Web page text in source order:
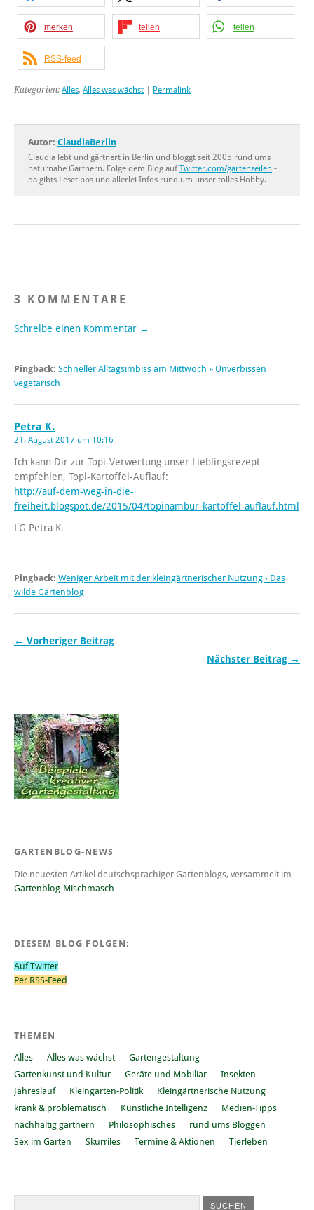
merken teilen teilen
RSS-feed
Kategorien: Alles, Alles was wächst Permalink
Autor: ClaudiaBerlin
Claudia lebt und gärtnert in Berlin und bloggt seit 2005 rund ums
naturnahe Gärtnern. Folge dem Blog aufTwitter.com/gartenzeilen -
da gibts Lesetipps und allerlei Infos rund um unser tolles Hobby.
3 KOMMENTARE
Schreibe einen Kommentar →
Pingback: Schneller Alltagsimbiss am Mittwoch » Unverbissen
vegetarisch
Petra K.
21. August 2017 um 10:16
Ich kann Dir zur Topi-Verwertung unser Lieblingsrezept
empfehlen, Topi-Kartoffel-Auflauf:
http://auf-dem-weg-in-die-
freiheit.blogspot.de/2015/04/topinambur-kartoffel-auflauf.html
LG Petra K.
Pingback: Weniger Arbeit mit der kleingärtnerischer Nutzung › Das
wilde Gartenblog
← Vorheriger Beitrag
Nächster Beitrag →
GARTENBLOG-NEWS
Die neuesten Artikel deutschsprachiger Gartenblogs, versammelt im
Gartenblog-Mischmasch
DIESEM BLOG FOLGEN:
Auf Twitter
Per RSS-Feed
THEMEN
Alles Alles was wächst
Gartengestaltung
Gartenkunst und Kultur
Geräte und Mobiliar
Insekten
Jahreslauf
Kleingarten-Politik
Kleingärtnerische Nutzung
krank & problematisch
Künstliche Intelligenz
Medien-Tipps
nachhaltig gärtnern
Philosophisches
rund ums Bloggen
Sex im Garten
Skurriles Termine & Aktionen Tierleben